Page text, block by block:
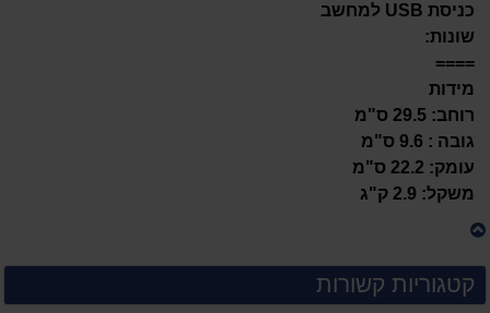
כניסת USB למחשב
שונות:
====
מידות
רוחב: 29.5 ס"מ
גובה : 9.6 ס"מ
עומק: 22.2 ס"מ
משקל: 2.9 ק"ג
קטגוריות קשורות